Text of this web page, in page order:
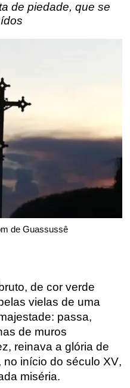
de piedade, que se
de Guassussê
de cor verde
vielas de uma
passa,
de muros
reinava a glória de
início do século XV,
miséria.